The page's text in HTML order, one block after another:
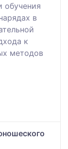
обучения
в
к
методов